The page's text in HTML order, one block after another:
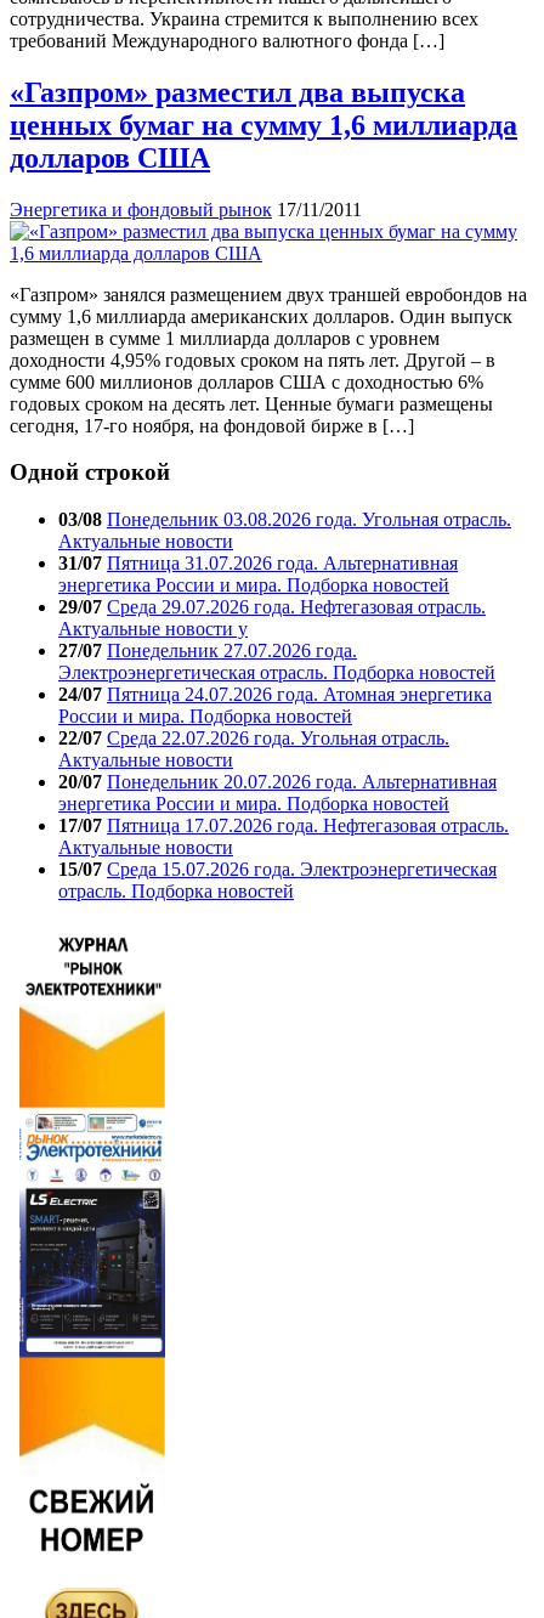
сотрудничества. Украина стремится к выполнению всех
требований Международного валютного фонда […]
«Газпром» разместил два выпуска
ценных бумаг на сумму 1,6 миллиарда
долларов США
Энергетика и фондовый рынок 17/11/2011
«Газпром» занялся размещением двух траншей евробондов на
сумму 1,6 миллиарда американских долларов. Один выпуск
размещен в сумме 1 миллиарда долларов с уровнем
доходности 4,95% годовых сроком на пять лет. Другой – в
сумме 600 миллионов долларов США с доходностью 6%
годовых сроком на десять лет. Ценные бумаги размещены
сегодня, 17-го ноября, на фондовой бирже в […]
Одной строкой
03/08 Понедельник 03.08.2026 года. Угольная отрасль.
Актуальные новости
31/07 Пятница 31.07.2026 года. Альтернативная
энергетика России и мира. Подборка новостей
29/07 Среда 29.07.2026 года. Нефтегазовая отрасль.
Актуальные новости у
27/07 Понедельник 27.07.2026 года.
Электроэнергетическая отрасль. Подборка новостей
24/07 Пятница 24.07.2026 года. Атомная энергетика
России и мира. Подборка новостей
22/07 Среда 22.07.2026 года. Угольная отрасль.
Актуальные новости
20/07 Понедельник 20.07.2026 года. Альтернативная
энергетика России и мира. Подборка новостей
17/07 Пятница 17.07.2026 года. Нефтегазовая отрасль.
Актуальные новости
15/07 Среда 15.07.2026 года. Электроэнергетическая
отрасль. Подборка новостей